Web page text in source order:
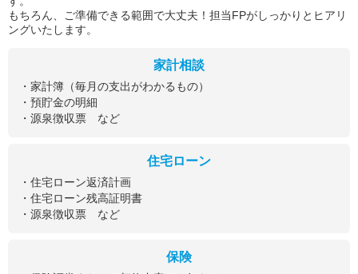
もちろん、ご準備できる範囲で大丈夫！担当FPがしっかりとヒアリ
ングいたします。
家計相談
・家計簿（毎月の支出がわかるもの）
・預貯金の明細
・源泉徴収票 など
住宅ローン
・住宅ローン返済計画
・住宅ローン残高証明書
・源泉徴収票 など
保険